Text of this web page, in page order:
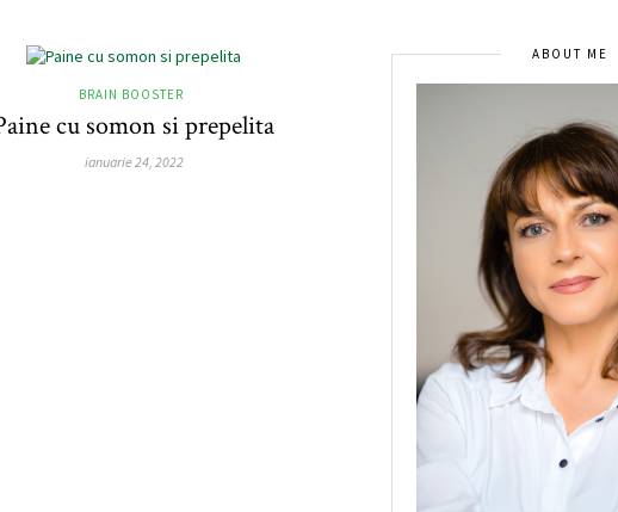
BRAIN BOOSTER
cu somon si prepelita
ianuarie 24, 2022
ABOUT ME